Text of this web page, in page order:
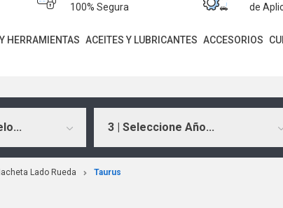
100% Segura
de
HERRAMIENTAS ACEITES Y LUBRICANTES ACCESORIOS
3 | Seleccione Año...
Lado Rueda Taurus